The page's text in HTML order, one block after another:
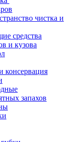
чистка и
средства
и кузова
консервация
запахов